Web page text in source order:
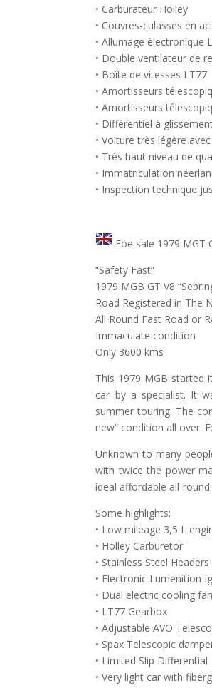
• Carburateur Holley
• Couvres-culasses en
• Allumage électronique
• Double ventilateur de
• Boîte de vitesses LT77
• Amortisseurs
• Amortisseurs
• Différentiel à
• Voiture très légère
• Très haut niveau de
• Immatriculation
• Inspection technique
Foe sale 1979 MGT
“Safety Fast”
1979 MGB GT V8
Road Registered in The
All Round Fast Road or
Immaculate condition
Only 3600 kms
This 1979 MGB started
car by a specialist. It
summer touring. The
new” condition all over.
Unknown to many
with twice the power
ideal affordable all-
Some highlights:
• Low mileage 3,5 L
• Holley Carburetor
• Stainless Steel Headers
• Electronic Lumenition
• Dual electric cooling fan
• LT77 Gearbox
• Adjustable AVO
• Spax Telescopic
• Limited Slip Differential
• Very light car with